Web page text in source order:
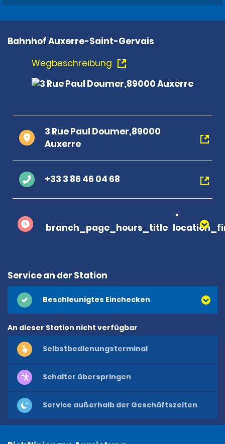
Bahnhof Auxerre-Saint-Gervais
Wegbeschreibung
3 Rue Paul Doumer,89000
Auxerre
+33 3 86 46 04 68
branch_page_hours_title
Service an der Station
Beschleunigtes Einchecken
An dieser Station nicht verfügbar
Selbstbedienungsterminal
Schalter überspringen
Service außerhalb der Geschäftszeiten